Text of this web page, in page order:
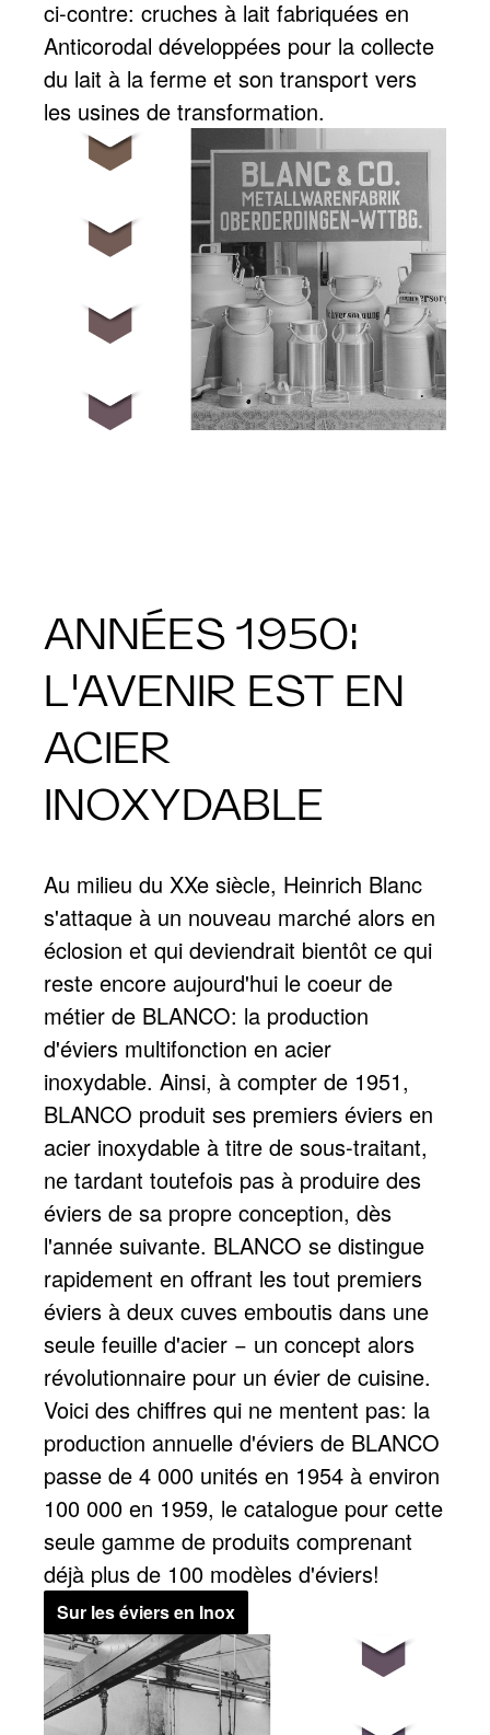
ci-contre: cruches à lait fabriquées en
Anticorodal développées pour la collecte
du lait à la ferme et son transport vers
les usines de transformation.
ANNÉES 1950:
L'AVENIR EST EN
ACIER
INOXYDABLE
Au milieu du XXe siècle, Heinrich Blanc
s'attaque à un nouveau marché alors en
éclosion et qui deviendrait bientôt ce qui
reste encore aujourd'hui le coeur de
métier de BLANCO: la production
d'éviers multifonction en acier
inoxydable. Ainsi, à compter de 1951,
BLANCO produit ses premiers éviers en
acier inoxydable à titre de sous-traitant,
ne tardant toutefois pas à produire des
éviers de sa propre conception, dès
l'année suivante. BLANCO se distingue
rapidement en offrant les tout premiers
éviers à deux cuves emboutis dans une
seule feuille d'acier − un concept alors
révolutionnaire pour un évier de cuisine.
Voici des chiffres qui ne mentent pas: la
production annuelle d'éviers de BLANCO
passe de 4 000 unités en 1954 à environ
100 000 en 1959, le catalogue pour cette
seule gamme de produits comprenant
déjà plus de 100 modèles d'éviers!
Sur les éviers en Inox